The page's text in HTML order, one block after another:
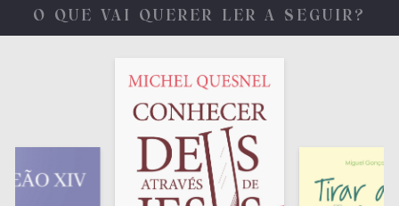
O QUE VAI QUERER LER A SEGUIR?